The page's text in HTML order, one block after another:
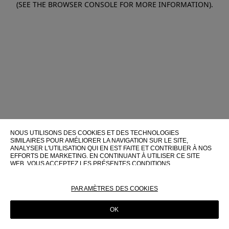
(SEE THE BROWSER CONSOLE FOR MORE INFORMATION).
NOUS UTILISONS DES COOKIES ET DES TECHNOLOGIES
SIMILAIRES POUR AMÉLIORER LA NAVIGATION SUR LE SITE,
ANALYSER L'UTILISATION QUI EN EST FAITE ET CONTRIBUER À NOS
EFFORTS DE MARKETING. EN CONTINUANT À UTILISER CE SITE
WEB, VOUS ACCEPTEZ LES PRÉSENTES CONDITIONS
POUR PLUS D'INFORMATIONS SUR CES TECHNOLOGIES ET LEUR
POLITIQUE EN MATIÈRE DE COOKIES
PARAMÈTRES DES COOKIES
OK